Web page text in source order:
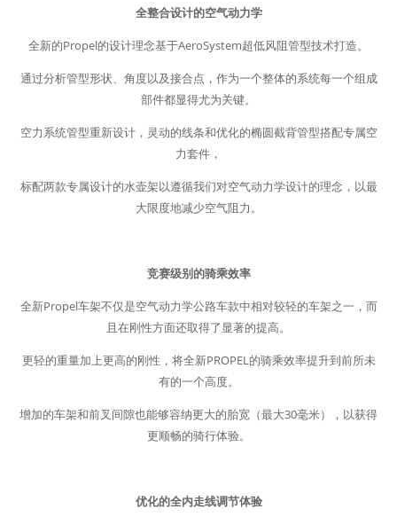
全整合设计的空气动力学
全新的Propel的设计理念基于AeroSystem超低风阻管型技术打造。
通过分析管型形状、角度以及接合点，作为一个整体的系统每一个组成
部件都显得尤为关键。
空力系统管型重新设计，灵动的线条和优化的椭圆截背管型搭配专属空
力套件，
标配两款专属设计的水壶架以遵循我们对空气动力学设计的理念，以最
大限度地减少空气阻力。
竞赛级别的骑乘效率
全新Propel车架不仅是空气动力学公路车款中相对较轻的车架之一，而
且在刚性方面还取得了显著的提高。
更轻的重量加上更高的刚性，将全新PROPEL的骑乘效率提升到前所未
有的一个高度。
增加的车架和前叉间隙也能够容纳更大的胎宽（最大30毫米），以获得
更顺畅的骑行体验。
优化的全内走线调节体验